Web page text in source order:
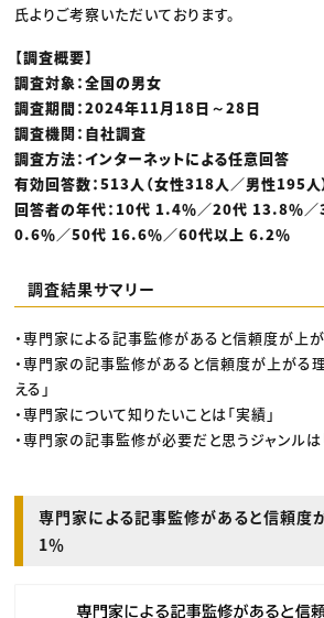
氏よりご考察いただいております。
【調査概要】
調査対象：全国の男女
調査期間：2024年11月18日～28日
調査機関：自社調査
調査方法：インターネットによる任意回答
有効回答数：513人（女性318人／男性195人
回答者の年代：10代 1.4％／20代 13.8％
0.6％／50代 16.6％／60代以上 6.2％
調査結果サマリー
・専門家による記事監修があると信頼度が上
・専門家の記事監修があると信頼度が上がる
える」
・専門家について知りたいことは「実績」
・専門家の記事監修が必要だと思うジャンルは
専門家による記事監修があると信頼度
1％